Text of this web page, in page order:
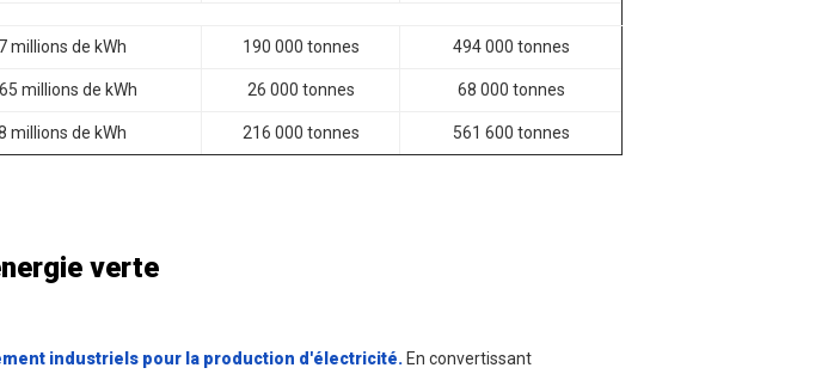
millions de kWh 190 000 tonnes 494 000 tonnes
millions de kWh 26 000 tonnes
68 000 tonnes
millions de kWh 216 000 tonnes 561 600 tonnes
verte
industriels pour la production d'électricité. En convertissant